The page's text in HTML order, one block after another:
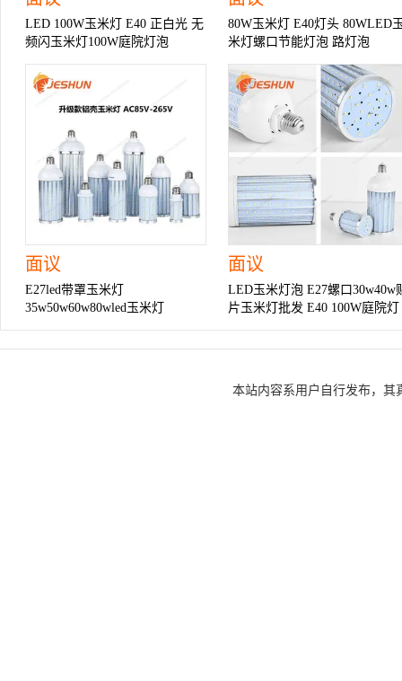
LED 100W玉米灯 E40 正白光 无
频闪玉米灯100W庭院灯泡
80W玉米灯 E40灯头 80WLED
米灯螺口节能灯泡 路灯泡
面议
E27led带罩玉米灯
35w50w60w80wled玉米灯
面议
LED玉米灯泡 E27螺口30w40w
片玉米灯批发 E40 100W庭院灯
本站内容系用户自行发布，其